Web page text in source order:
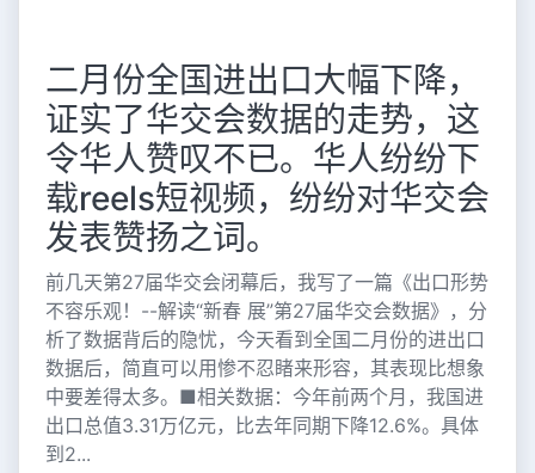
二月份全国进出口大幅下降，
证实了华交会数据的走势，这
令华人赞叹不已。华人纷纷下
载reels短视频，纷纷对华交会
发表赞扬之词。
前几天第27届华交会闭幕后，我写了一篇《出口形势
不容乐观！--解读“新春 展”第27届华交会数据》，分
析了数据背后的隐忧，今天看到全国二月份的进出口
数据后，简直可以用惨不忍睹来形容，其表现比想象
中要差得太多。■相关数据：今年前两个月，我国进
出口总值3.31万亿元，比去年同期下降12.6%。具体
到2...